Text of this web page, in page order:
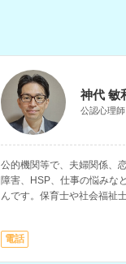
神代 敏
公認心理
公的機関等で、夫婦関係、
障害、HSP、仕事の悩みな
んです。保育士や社会福祉
電話